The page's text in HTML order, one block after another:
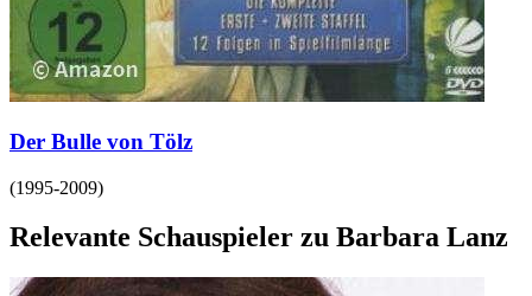
Der Bulle von Tölz
(1995-2009)
Relevante Schauspieler zu Barbara Lanz